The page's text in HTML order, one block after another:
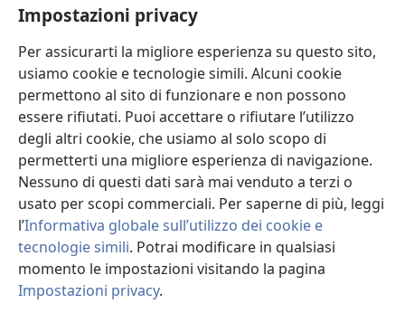
Impostazioni privacy
Per assicurarti la migliore esperienza su questo sito,
usiamo cookie e tecnologie simili. Alcuni cookie
permettono al sito di funzionare e non possono
essere rifiutati. Puoi accettare o rifiutare l’utilizzo
degli altri cookie, che usiamo al solo scopo di
permetterti una migliore esperienza di navigazione.
Nessuno di questi dati sarà mai venduto a terzi o
usato per scopi commerciali. Per saperne di più, leggi
l’Informativa globale sull’utilizzo dei cookie e
tecnologie simili. Potrai modificare in qualsiasi
momento le impostazioni visitando la pagina
Impostazioni privacy.
(apre
una
nuova
finestra)
BIBLIOTECA ONLINE Watchtower
(apre
una
nuova
finestra)
JW Hub
(apre
una
nuova
finestra)
JW Library
Watchtower Library®
Copyright© 2026 Watch Tower Bible and Tract Society of Pennsylvania.
CONDIZIONI D’USO| INFORMATIVA SULLA PRIVACY